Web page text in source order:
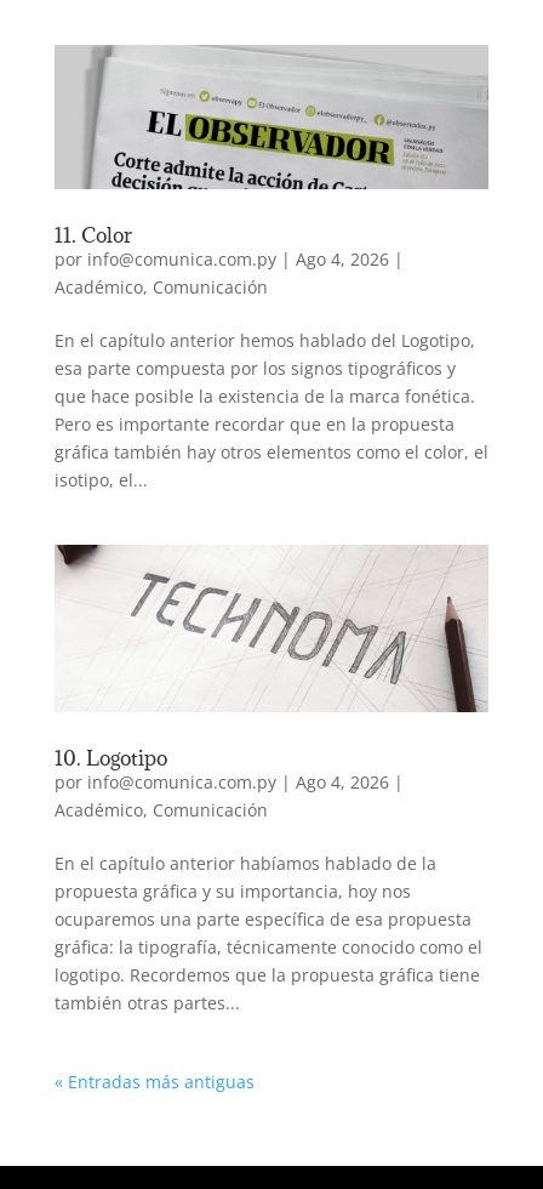
11. Color
por info@comunica.com.py| Ago 4, 2026|
Académico, Comunicación
En el capítulo anterior hemos hablado del Logotipo,
esa parte compuesta por los signos tipográficos y
que hace posible la existencia de la marca fonética.
Pero es importante recordar que en la propuesta
gráfica también hay otros elementos como el color, el
isotipo, el...
10. Logotipo
por info@comunica.com.py| Ago 4, 2026|
Académico, Comunicación
En el capítulo anterior habíamos hablado de la
propuesta gráfica y su importancia, hoy nos
ocuparemos una parte específica de esa propuesta
gráfica: la tipografía, técnicamente conocido como el
logotipo. Recordemos que la propuesta gráfica tiene
también otras partes...
« Entradas más antiguas